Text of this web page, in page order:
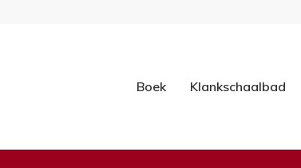
Boek Klankschaalbad